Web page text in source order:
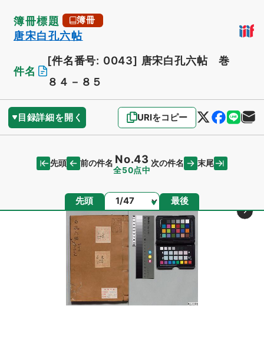
簿冊標題 簿冊
唐宋白孔六帖
件名
[件名番号: 0043] 唐宋白孔六帖 巻
８４－８５
目録詳細を開く URIをコピー
先頭 前の件名 No.43
全50点中
次の件名 末尾
先頭 ページ 最後